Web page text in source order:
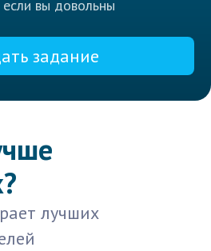
вы довольны
задание
лучших